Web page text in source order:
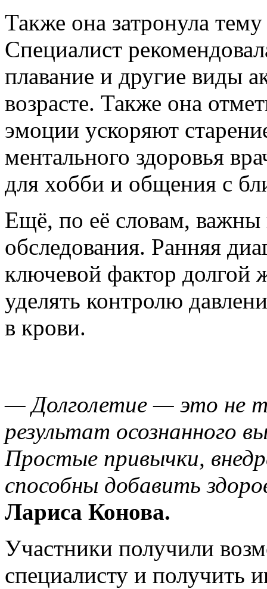
Также она затронула
Специалист
плавание и другие виды
возрасте. Также она
эмоции ускоряют
ментального здоровья
для хобби и общения с
Ещё, по её словам, важны
обследования. Ранняя
ключевой фактор долгой
уделять контролю
в крови.
— Долголетие — это не
результат осознанного
Простые привычки,
способны добавить
Лариса Конова.
Участники получили
специалисту и получить